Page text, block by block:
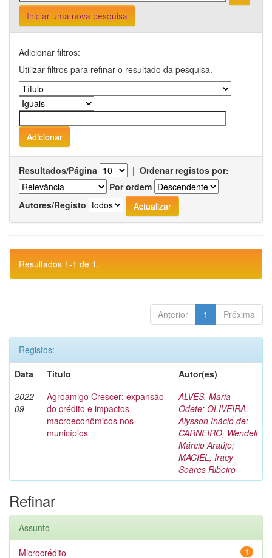
Iniciar uma nova pesquisa
Adicionar filtros:
Utilizar filtros para refinar o resultado da pesquisa.
Resultados/Página | Ordenar registos por:
Por ordem
Autores/Registo
Resultados 1-1 de 1.
Anterior 1 Próxima
Registos:
Data
Título
Autor(es)
2022-
09
Agroamigo Crescer: expansão
do crédito e impactos
macroeconômicos nos
municípios
ALVES, Maria
Odete; OLIVEIRA,
Alysson Inácio de;
CARNEIRO, Wendell
Márcio Araújo;
MACIEL, Iracy
Soares Ribeiro
Refinar
Assunto
1
Microcrédito